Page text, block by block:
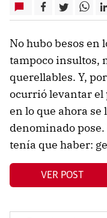
No hubo besos en
tampoco insultos,
querellables. Y,
ocurrió levantar el
en lo que ahora se
denominado pose.
tenía que haber:
VER POST